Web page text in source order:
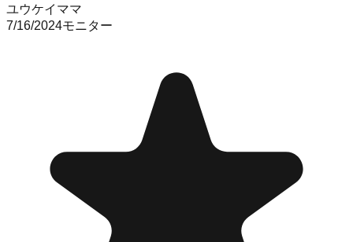
ユウケイママ
7/16/2024モニター